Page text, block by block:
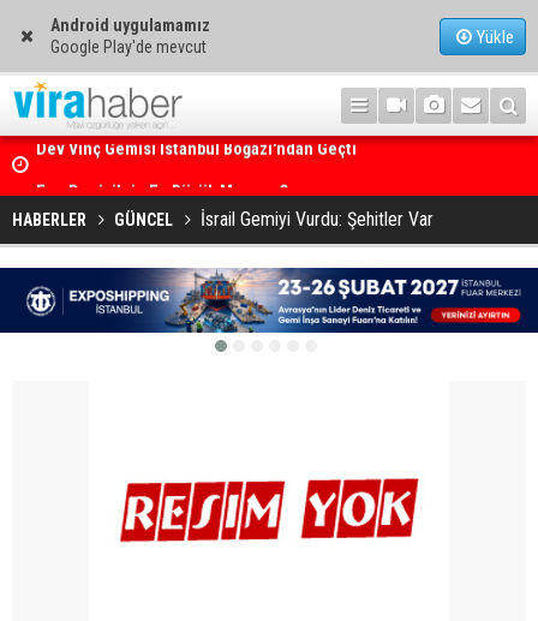
Android uygulamamız
Google Play'de mevcut
Yükle
Ege Denizi’nin En Büyük Mercan Ormanı
HABERLER GÜNCEL İsrail Gemiyi Vurdu: Şehitler Var